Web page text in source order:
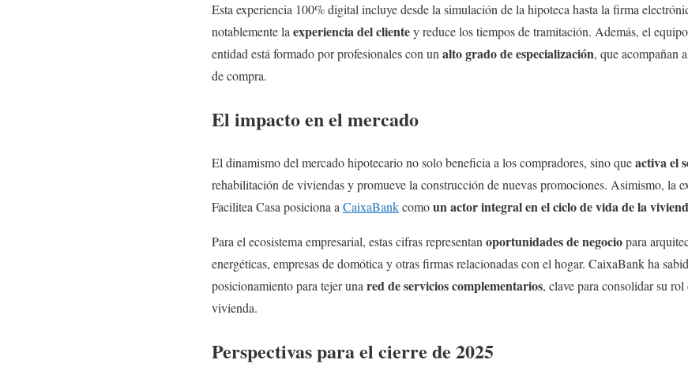
Esta experiencia 100% digital incluye desde la simulación de la hipoteca hasta la firma
notablemente la experiencia del clientey reduce los tiempos de tramitación. Además, el
entidad está formado por profesionales con un alto grado de especialización, que acompañan
de compra.
El impacto en el mercado
El dinamismo del mercado hipotecario no solo beneficia a los compradores, sino queactiva el
rehabilitación de viviendas y promueve la construcción de nuevas promociones. Asimismo, la
Facilitea Casa posiciona a CaixaBankcomoun actor integral en el ciclo de vida de la
Para el ecosistema empresarial, estas cifras representan oportunidades de negociopara
energéticas, empresas de domótica y otras firmas relacionadas con el hogar. CaixaBank ha
posicionamiento para tejer una red de servicios complementarios, clave para consolidar su
vivienda.
Perspectivas para el cierre de 2025